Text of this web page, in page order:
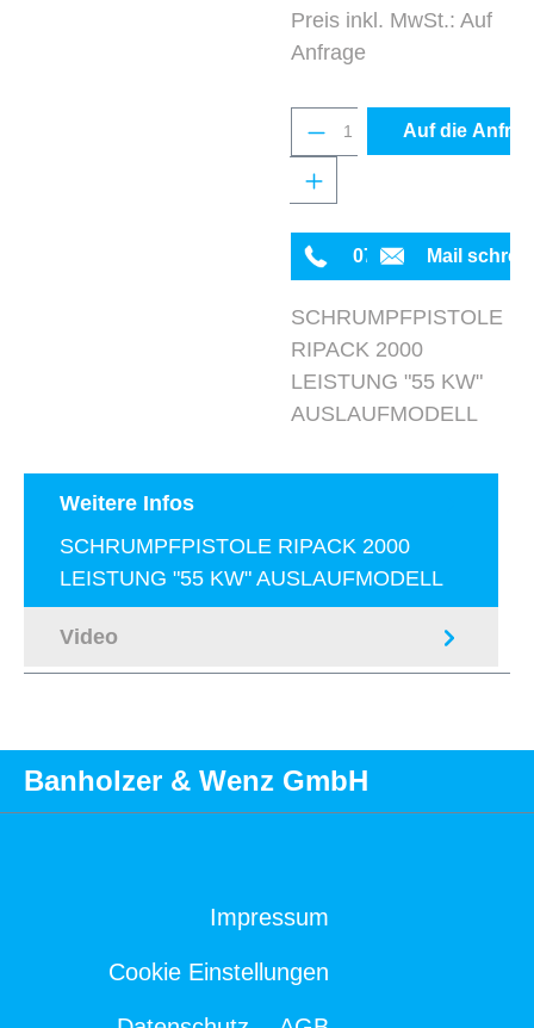
Preis inkl. MwSt.: Auf
Anfrage
Produkt Anzahl:
Auf die
0711 342934-0
Mail
SCHRUMPFPISTOLE
RIPACK 2000
LEISTUNG "55 KW"
AUSLAUFMODELL
Weitere Infos
SCHRUMPFPISTOLE RIPACK 2000
LEISTUNG "55 KW" AUSLAUFMODELL
Video
Banholzer & Wenz GmbH
Impressum
Cookie Einstellungen